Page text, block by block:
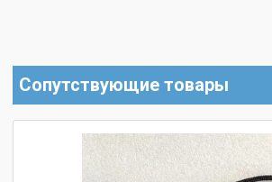
Сопутствующие товары